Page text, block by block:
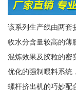
该系列生产线由两套
收水分含量较高的薄
混炼效果及胶粒的密
优化的强制喂料系统
螺杆挤出机的巧妙配